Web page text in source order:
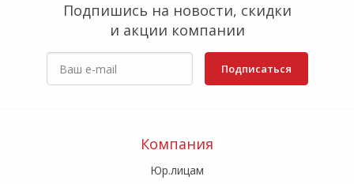
Подпишись на новости, скидки
и акции компании
Подписаться
Компания
Юр.лицам